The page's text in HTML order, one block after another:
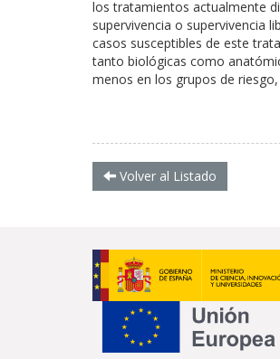
los tratamientos actualmente
supervivencia o supervivencia
casos susceptibles de este
tanto biológicas como
menos en los grupos de
Volver al Listado